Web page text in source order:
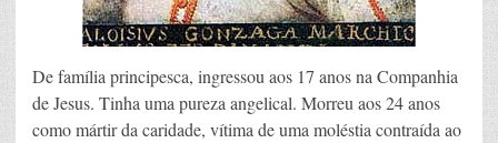
De família principesca, ingressou aos 17 anos na Companhia
de Jesus. Tinha uma pureza angelical. Morreu aos 24 anos
como mártir da caridade, vítima de uma moléstia contraída ao